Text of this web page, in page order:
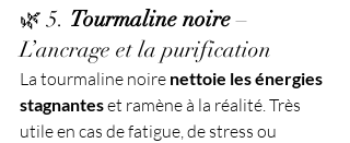
🌿 5. Tourmaline noire –
L’ancrage et la purification
La tourmaline noire nettoie les énergies
stagnantes et ramène à la réalité. Très
utile en cas de fatigue, de stress ou